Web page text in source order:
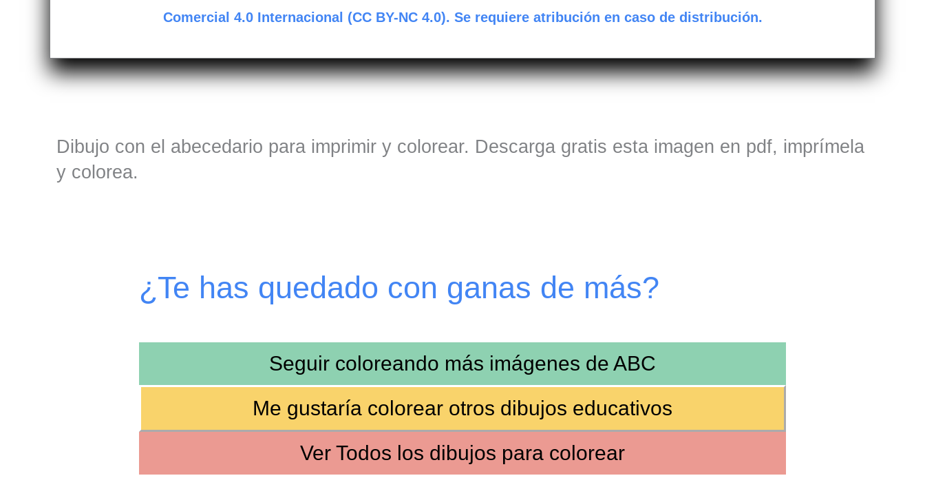
Comercial 4.0 Internacional (CC BY-NC 4.0). Se requiere atribución en caso de distribución.
Dibujo con el abecedario para imprimir y colorear. Descarga gratis esta imagen en pdf, imprímela
y colorea.
¿Te has quedado con ganas de más?
Seguir coloreando más imágenes de ABC
Me gustaría colorear otros dibujos educativos
Ver Todos los dibujos para colorear